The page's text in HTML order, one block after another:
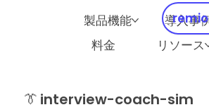
製品機能
導入事
料金
リソース
remio
👔 interview-coach-sim